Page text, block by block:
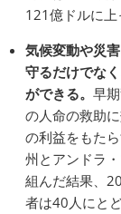
121億ドルに上
気候変動や災
守るだけでな
ができる。 早
の人命の救助
の利益をもた
州とアンドラ
組んだ結果、
者は40人にと